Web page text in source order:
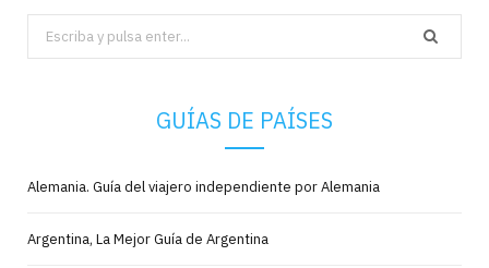
Search
for:
GUÍAS DE PAÍSES
Alemania. Guía del viajero independiente por Alemania
Argentina, La Mejor Guía de Argentina